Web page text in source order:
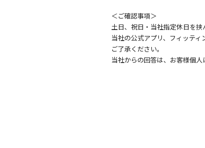
＜ご確認事項＞
土日、祝日・当社指定休日を
当社の公式アプリ、フィッテ
ご了承ください。
当社からの回答は、お客様個